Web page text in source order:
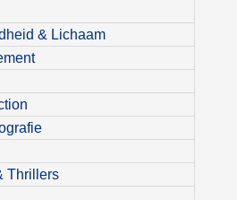
& Lichaam
Thrillers